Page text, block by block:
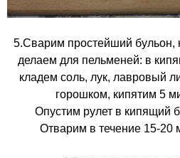
5.Сварим простейший бульон,
делаем для пельменей: в
кладем соль, лук, лавровый
горошком, кипятим 5
Опустим рулет в кипящий
Отварим в течение 15-20